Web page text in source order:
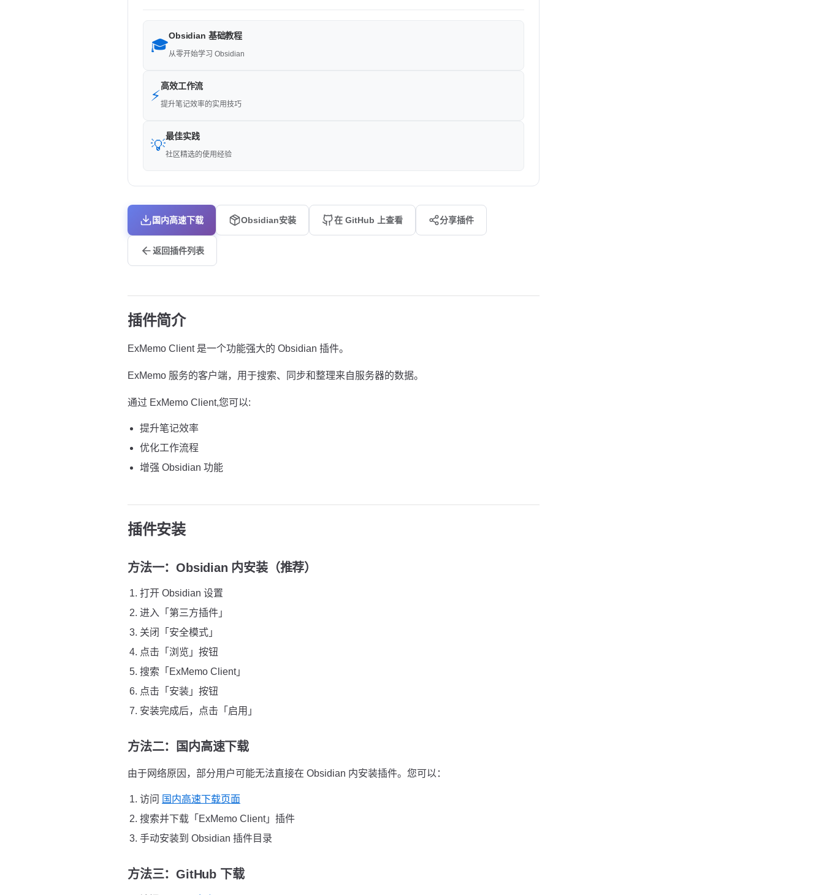
🎓
Obsidian 基础教程
从零开始学习 Obsidian
⚡
高效工作流
提升笔记效率的实用技巧
💡
最佳实践
社区精选的使用经验
国内高速下载 Obsidian安装 在 GitHub 上查看 分享插件
返回插件列表
插件简介
ExMemo Client 是一个功能强大的 Obsidian 插件。
ExMemo 服务的客户端，用于搜索、同步和整理来自服务器的数据。
通过 ExMemo Client,您可以:
提升笔记效率
优化工作流程
增强 Obsidian 功能
插件安装
方法一：Obsidian 内安装（推荐）
打开 Obsidian 设置
进入「第三方插件」
关闭「安全模式」
点击「浏览」按钮
搜索「ExMemo Client」
点击「安装」按钮
安装完成后，点击「启用」
方法二：国内高速下载
由于网络原因，部分用户可能无法直接在 Obsidian 内安装插件。您可以：
访问 国内高速下载页面
搜索并下载「ExMemo Client」插件
手动安装到 Obsidian 插件目录
方法三：GitHub 下载